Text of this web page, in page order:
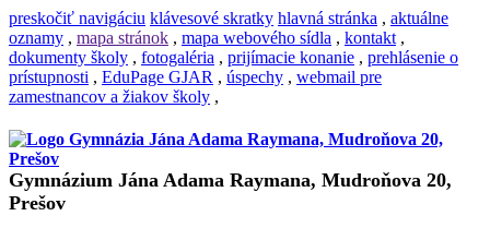
preskočiť navigáciu klávesové skratky hlavná stránka , aktuálne
oznamy , mapa stránok , mapa webového sídla , kontakt ,
dokumenty školy , fotogaléria , prijímacie konanie , prehlásenie o
prístupnosti , EduPage GJAR , úspechy , webmail pre
zamestnancov a žiakov školy ,
Gymnázium Jána Adama Raymana, Mudroňova 20,
Prešov